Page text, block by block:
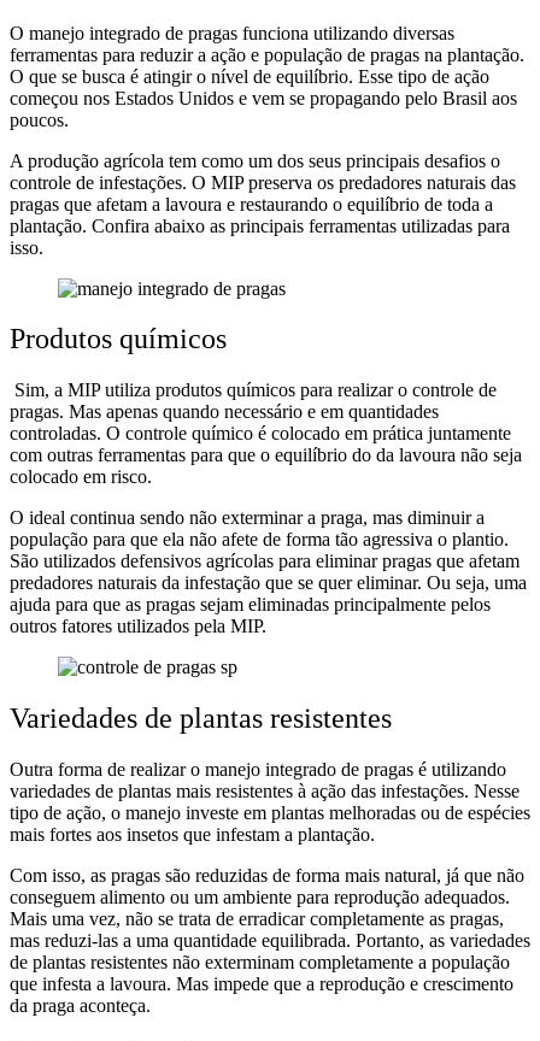
O manejo integrado de pragas funciona utilizando diversas
ferramentas para reduzir a ação e população de pragas na plantação.
O que se busca é atingir o nível de equilíbrio. Esse tipo de ação
começou nos Estados Unidos e vem se propagando pelo Brasil aos
poucos.
A produção agrícola tem como um dos seus principais desafios o
controle de infestações. O MIP preserva os predadores naturais das
pragas que afetam a lavoura e restaurando o equilíbrio de toda a
plantação. Confira abaixo as principais ferramentas utilizadas para
isso.
Produtos químicos
Sim, a MIP utiliza produtos químicos para realizar o controle de
pragas. Mas apenas quando necessário e em quantidades
controladas. O controle químico é colocado em prática juntamente
com outras ferramentas para que o equilíbrio do da lavoura não seja
colocado em risco.
O ideal continua sendo não exterminar a praga, mas diminuir a
população para que ela não afete de forma tão agressiva o plantio.
São utilizados defensivos agrícolas para eliminar pragas que afetam
predadores naturais da infestação que se quer eliminar. Ou seja, uma
ajuda para que as pragas sejam eliminadas principalmente pelos
outros fatores utilizados pela MIP.
Variedades de plantas resistentes
Outra forma de realizar o manejo integrado de pragas é utilizando
variedades de plantas mais resistentes à ação das infestações. Nesse
tipo de ação, o manejo investe em plantas melhoradas ou de espécies
mais fortes aos insetos que infestam a plantação.
Com isso, as pragas são reduzidas de forma mais natural, já que não
conseguem alimento ou um ambiente para reprodução adequados.
Mais uma vez, não se trata de erradicar completamente as pragas,
mas reduzi-las a uma quantidade equilibrada. Portanto, as variedades
de plantas resistentes não exterminam completamente a população
que infesta a lavoura. Mas impede que a reprodução e crescimento
da praga aconteça.